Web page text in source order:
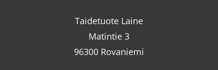
Taidetuote Laine
Matintie 3
96300 Rovaniemi